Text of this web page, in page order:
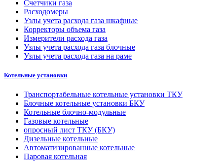
Счетчики газа
Расходомеры
Узлы учета расхода газа шкафные
Корректоры объема газа
Измерители расхода газа
Узлы учета расхода газа блочные
Узлы учета расхода газа на раме
Котельные установки
Транспортабельные котельные установки ТКУ
Блочные котельные установки БКУ
Котельные блочно-модульные
Газовые котельные
опросный лист ТКУ (БКУ)
Дизельные котельные
Автоматизированные котельные
Паровая котельная